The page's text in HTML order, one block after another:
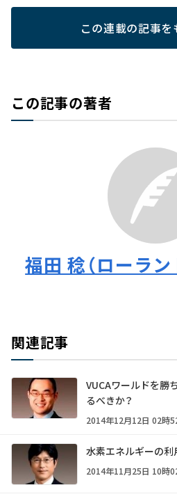
この連載の記事を
この記事の著者
福田 稔（ローラン
関連記事
VUCAワールドを勝
るべきか？
2014年12月12日 02時
水素エネルギーの
2014年11月25日 10時